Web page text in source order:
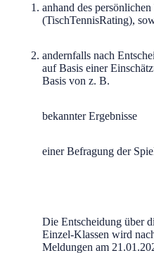
anhand des
(TischTennisRating),
andernfalls nach
auf Basis einer
Basis von z. B.
bekannter Ergebnisse
einer Befragung der
Die Entscheidung über
Einzel-Klassen wird
Meldungen am